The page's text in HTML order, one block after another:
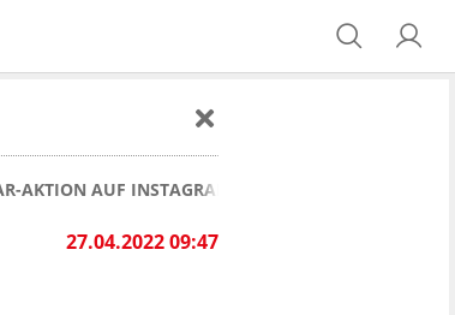
AKTION AUF INSTAGRAM FÜR AUFSEHEN
27.04.2022 09:47